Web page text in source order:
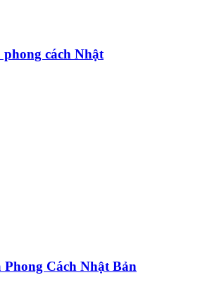
cách Nhật
Phong Cách Nhật Bản